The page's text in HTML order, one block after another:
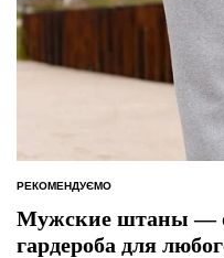
ОПУБЛІКУВАТИ
РЕКОМЕНДУЄМО
Мужские штаны —
гардероба для